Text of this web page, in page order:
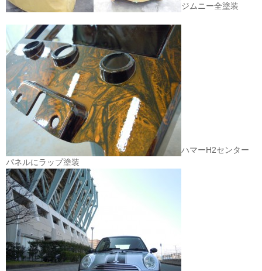
ジムニー全塗装
ハマーH2センター
パネルにラップ塗装